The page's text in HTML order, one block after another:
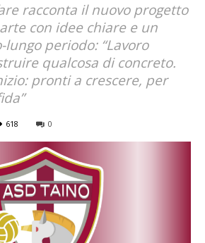
racconta il nuovo progetto
con idee chiare e un
lungo periodo: “Lavoro
qualcosa di concreto.
pronti a crescere, per
618 0